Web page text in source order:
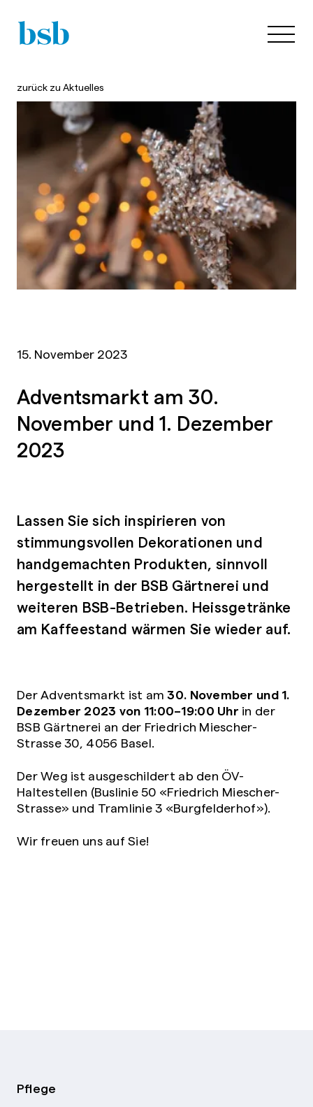
zurück zu Aktuelles
15. November 2023
Adventsmarkt am 30.
November und 1. Dezember
2023
Lassen Sie sich inspirieren von
stimmungsvollen Dekorationen und
handgemachten Produkten, sinnvoll
hergestellt in der BSB Gärtnerei und
weiteren BSB-Betrieben. Heissgetränke
am Kaffeestand wärmen Sie wieder auf.
Der Adventsmarkt ist am 30. November und 1.
Dezember 2023 von 11:00–19:00 Uhr in der
BSB Gärtnerei an der Friedrich Miescher-
Strasse 30, 4056 Basel.
Der Weg ist ausgeschildert ab den ÖV-
Haltestellen (Buslinie 50 «Friedrich Miescher-
Strasse» und Tramlinie 3 «Burgfelderhof»).
Wir freuen uns auf Sie!
Pflege